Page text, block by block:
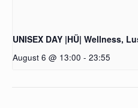
UNISEX DAY |HÜ| Wellness,
August 6 @ 13:00 - 23:55